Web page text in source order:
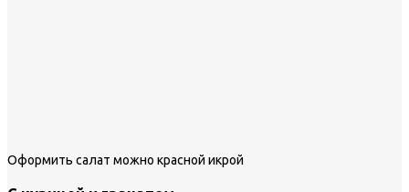
Оформить салат можно красной икрой